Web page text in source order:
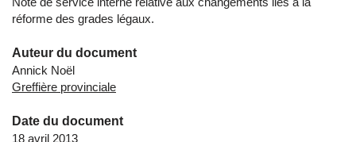
réforme des grades légaux.
Auteur du document
Annick Noël
Greffière provinciale
Date du document
18 avril 2013